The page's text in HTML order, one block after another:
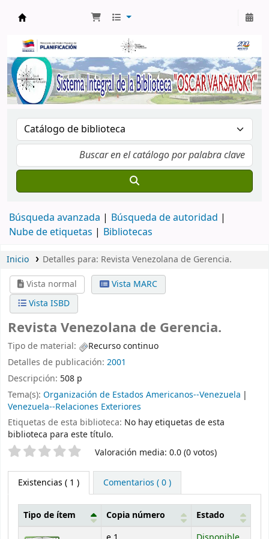
Búsqueda avanzada
Búsqueda de autoridad
Nube de etiquetas
Bibliotecas
Inicio Detalles para: Revista Venezolana de Gerencia.
Vista normal
Vista MARC
Vista ISBD
Revista Venezolana de Gerencia.
Tipo de material:
Recurso continuo
Detalles de publicación: 2001
Descripción: 508 p
Tema(s): Organización de Estados Americanos--Venezuela
Venezuela--Relaciones Exteriores
Etiquetas de esta biblioteca: No hay etiquetas de esta
biblioteca para este título.
Valoración Valoración media: 0.0 (0 votos)
Existencias ( 1 ) Comentarios ( 0 )
Existencias
Tipo de ítem Copia número
Estado